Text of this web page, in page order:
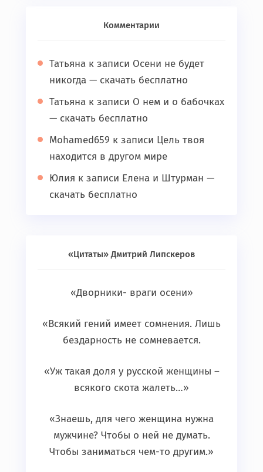
Комментарии
Татьяна к записи Осени не будет
никогда — скачать бесплатно
Татьяна к записи О нем и о бабочках
— скачать бесплатно
Mohamed659 к записи Цель твоя
находится в другом мире
Юлия к записи Елена и Штурман —
скачать бесплатно
«Цитаты» Дмитрий Липскеров
«Дворники- враги осени»
«Всякий гений имеет сомнения. Лишь
бездарность не сомневается.
«Уж такая доля у русской женщины –
всякого скота жалеть…»
«Знаешь, для чего женщина нужна
мужчине? Чтобы о ней не думать.
Чтобы заниматься чем-то другим.»